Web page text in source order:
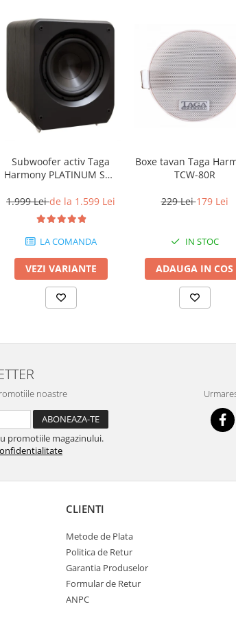
Subwoofer activ Taga
Harmony PLATINUM SW-
1.999 Leide la 1.599 Lei
LA COMANDA
VEZI VARIANTE
Boxe tavan Taga
TCW-80R
229 Lei179 Lei
IN STOC
ADAUGA IN COS
noastre
promotiile magazinului.
CLIENTI
Metode de Plata
Politica de Retur
Garantia Produselor
Formular de Retur
ANPC